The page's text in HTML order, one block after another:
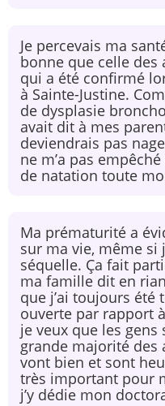
Je percevais ma
bonne que celle des
qui a été confirmé
à Sainte-Justine.
de dysplasie
avait dit à mes
deviendrais pas
ne m’a pas
de natation toute
Ma prématurité a
sur ma vie, même si
séquelle. Ça fait
ma famille dit en
que j’ai toujours été
ouverte par rapport
je veux que les gens
grande majorité des
vont bien et sont
très important pour
j’y dédie mon